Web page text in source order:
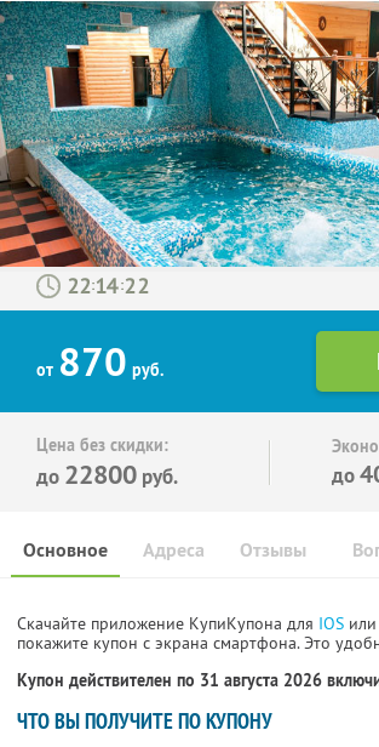
: :
от 870 руб.
Цена без скидки:
до 22800 руб. до
Основное Отзывы
Адреса
Скачайте приложение КупиКупона для IOS или
покажите купон с экрана смартфона. Это
Купон действителен по 31 августа 2026
ЧТО ВЫ ПОЛУЧИТЕ ПО КУПОНУ